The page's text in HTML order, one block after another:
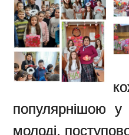
популярнішою у
молоді,